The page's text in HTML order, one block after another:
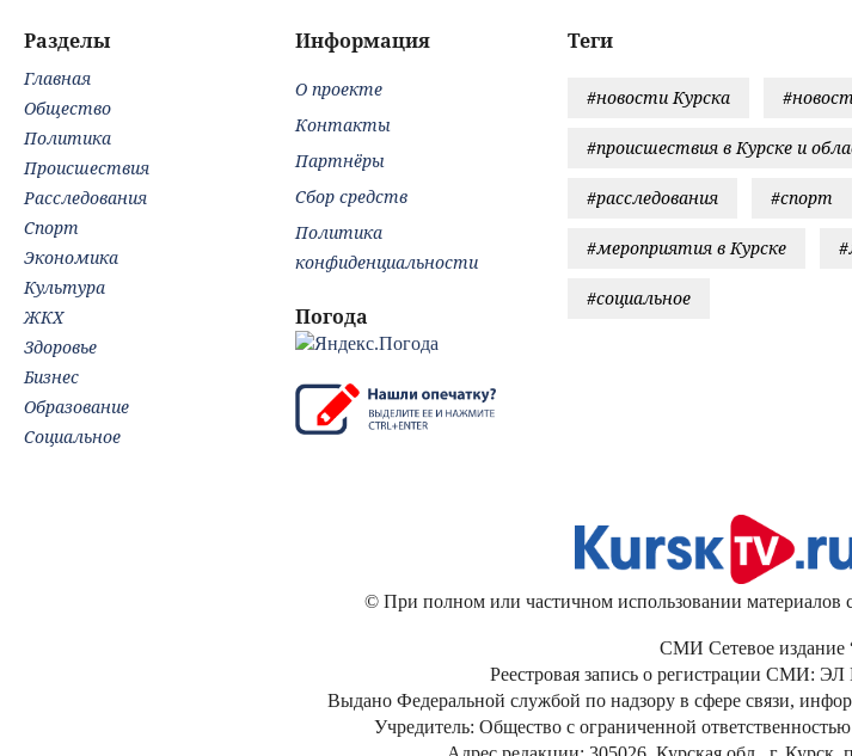
Теги
#новости Курска
#происшествия в Курске и
#расследования #спорт
#мероприятия в Курске
#социальное
Разделы
Главная
Общество
Политика
Происшествия
Расследования
Спорт
Экономика
Культура
ЖКХ
Здоровье
Бизнес
Образование
Социальное
Информация
О проекте
Контакты
Партнёры
Сбор средств
Политика
конфиденциальности
Погода
© При полном или частичном использовании материалов
СМИ Сетевое издание
Реестровая запись о регистрации СМИ:
Выдано Федеральной службой по надзору в сфере связи,
Учредитель: Общество с ограниченной